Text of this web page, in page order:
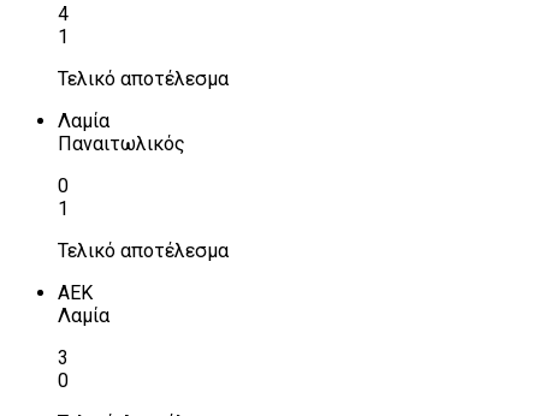
4
1
Τελικό αποτέλεσμα
Λαμία
Παναιτωλικός
0
1
Τελικό αποτέλεσμα
ΑΕΚ
Λαμία
3
0